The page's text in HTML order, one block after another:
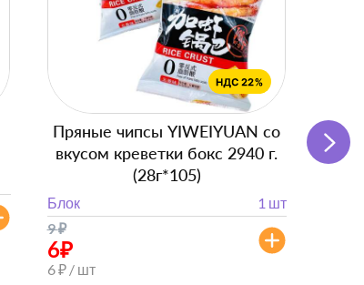
Пряные чипсы YIWEIYUAN со
вкусом креветки бокс 2940 г.
(28г*105)
Блок
1 шт
9₽
6₽
6 ₽ / шт